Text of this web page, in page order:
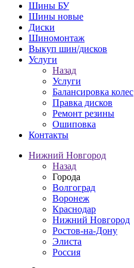
Шины БУ
Шины новые
Диски
Шиномонтаж
Выкуп шин/дисков
Услуги
Назад
Услуги
Балансировка колес
Правка дисков
Ремонт резины
Ошиповка
Контакты
Нижний Новгород
Назад
Города
Волгоград
Воронеж
Краснодар
Нижний Новгород
Ростов-на-Дону
Элиста
Россия